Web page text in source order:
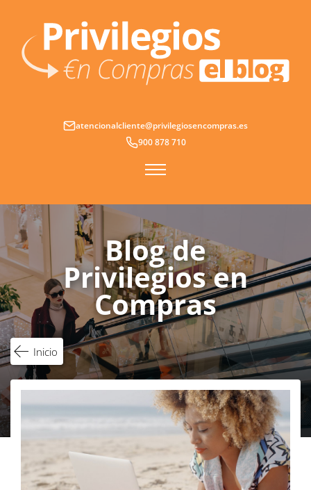
contenido
atencionalcliente@privilegiosencompras.es
900 878 710
Blog de
Privilegios en
Compras
Inicio